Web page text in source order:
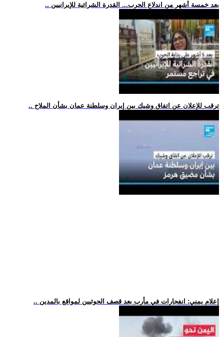
.. بعد خمسة أشهر من اندلاع الحرب... القدرة الشرائية للإيرانيين
.. ترقب للإعلان عن اتفاق وشيك بين إيران وسلطنة عمان بشأن الملاح
.. إعلام يمني: انفجارات في مأرب بعد قصف الحوثيين لمواقع بالمدين